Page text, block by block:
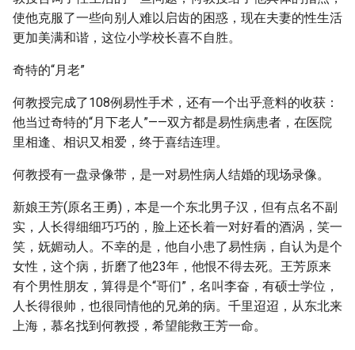
使他克服了一些向别人难以启齿的困惑，现在夫妻的性生活
更加美满和谐，这位小学校长喜不自胜。
奇特的“月老”
何教授完成了108例易性手术，还有一个出乎意料的收获：
他当过奇特的“月下老人”——双方都是易性病患者，在医院
里相逢、相识又相爱，终于喜结连理。
何教授有一盘录像带，是一对易性病人结婚的现场录像。
新娘王芳(原名王勇)，本是一个东北男子汉，但有点名不副
实，人长得细细巧巧的，脸上还长着一对好看的酒涡，笑一
笑，妩媚动人。不幸的是，他自小患了易性病，自认为是个
女性，这个病，折磨了他23年，他恨不得去死。王芳原来
有个男性朋友，算得是个“哥们”，名叫李奋，有硕士学位，
人长得很帅，也很同情他的兄弟的病。千里迢迢，从东北来
上海，慕名找到何教授，希望能救王芳一命。